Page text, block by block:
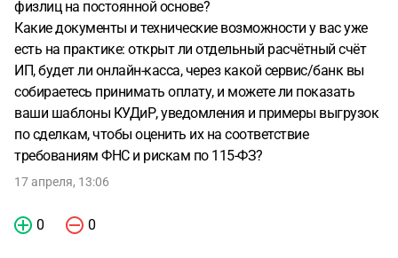
физлиц на постоянной основе?
Какие документы и технические возможности у вас уже
есть на практике: открыт ли отдельный расчётный счёт
ИП, будет ли онлайн-касса, через какой сервис/банк вы
собираетесь принимать оплату, и можете ли показать
ваши шаблоны КУДиР, уведомления и примеры выгрузок
по сделкам, чтобы оценить их на соответствие
требованиям ФНС и рискам по 115-ФЗ?
17 апреля, 13:06
0 0